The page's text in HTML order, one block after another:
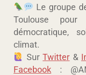
Le groupe
Toulouse pour
démocratique,
climat.
SurTwitter &
Facebook :